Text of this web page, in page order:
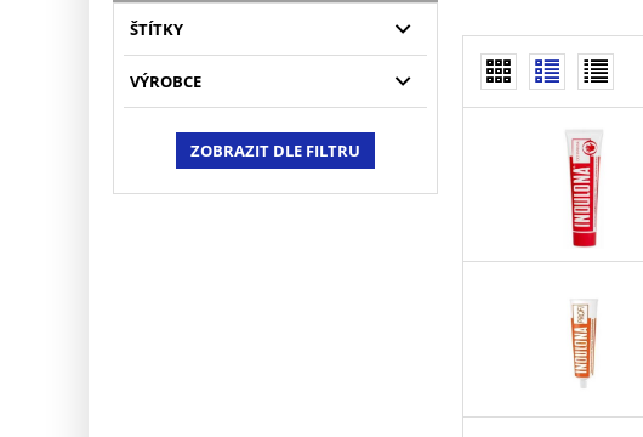
ŠTÍTKY
VÝROBCE
ZOBRAZIT DLE FILTRU